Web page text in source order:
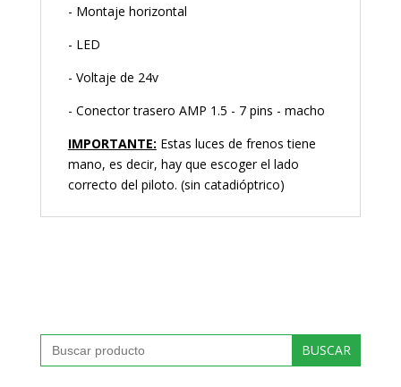
- Montaje horizontal
- LED
- Voltaje de 24v
- Conector trasero AMP 1.5 - 7 pins - macho
IMPORTANTE: Estas luces de frenos tiene
mano, es decir, hay que escoger el lado
correcto del piloto. (sin catadióptrico)
Buscar: